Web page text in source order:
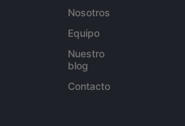
Nosotros
Equipo
Nuestro
blog
Contacto